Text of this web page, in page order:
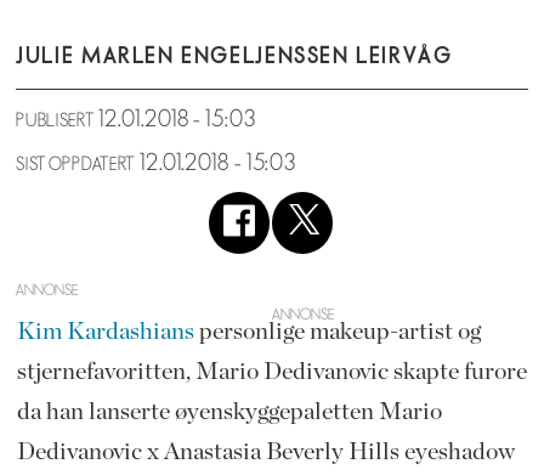
JULIE MARLEN ENGELJENSSEN LEIRVÅG
PUBLISERT 12.01.2018 - 15:03
SIST OPPDATERT 12.01.2018 - 15:03
ANNONSE
Kim Kardashianspersonlige makeup-artist og
stjernefavoritten, Mario Dedivanovic skapte furore
da han lanserte øyenskyggepaletten Mario
Dedivanovic x Anastasia Beverly Hills eyeshadow